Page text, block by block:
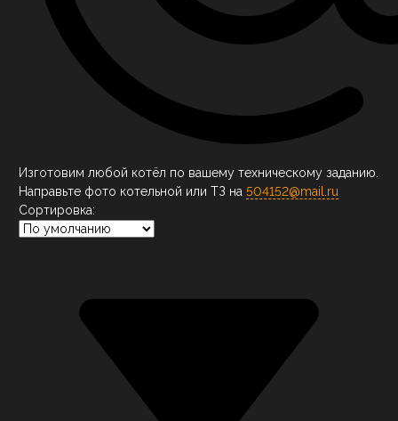
Изготовим любой котёл по вашему техническому заданию.
Направьте фото котельной или ТЗ на 504152@mail.ru
Сортировка: